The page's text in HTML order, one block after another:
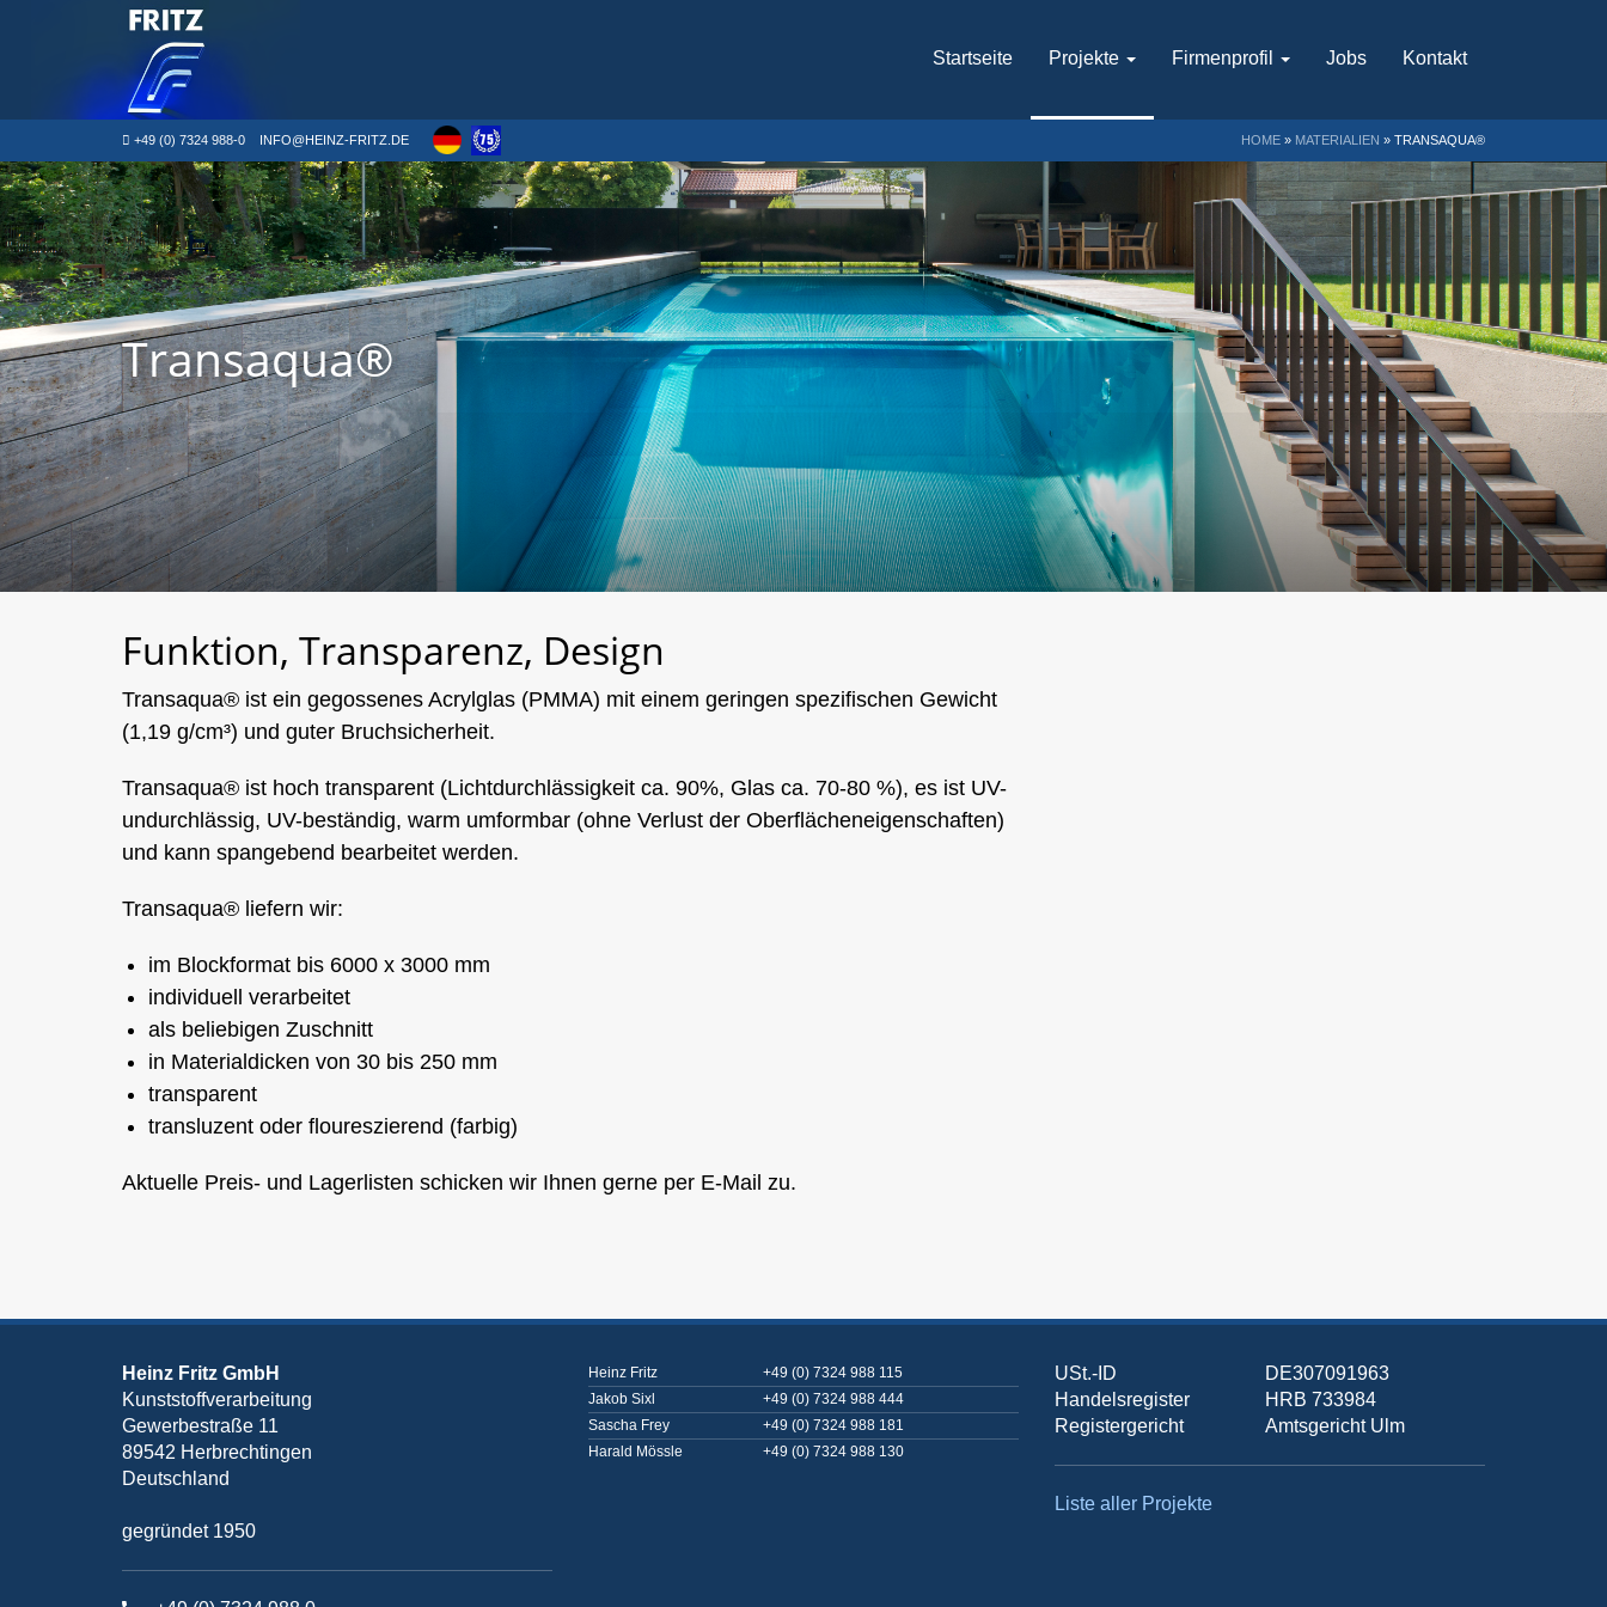
Startseite Projekte Firmenprofil Jobs Kontakt
+49 (0) 7324 988-0 INFO@HEINZ-FRITZ.DE HOME » MATERIALIEN » TRANSAQUA®
Transaqua®
Funktion, Transparenz, Design
Transaqua® ist ein gegossenes Acrylglas (PMMA) mit einem geringen spezifischen Gewicht
(1,19 g/cm³) und guter Bruchsicherheit.
Transaqua® ist hoch transparent (Lichtdurchlässigkeit ca. 90%, Glas ca. 70-80 %), es ist UV-
undurchlässig, UV-beständig, warm umformbar (ohne Verlust der Oberflächeneigenschaften)
und kann spangebend bearbeitet werden.
Transaqua® liefern wir:
im Blockformat bis 6000 x 3000 mm
individuell verarbeitet
als beliebigen Zuschnitt
in Materialdicken von 30 bis 250 mm
transparent
transluzent oder floureszierend (farbig)
Aktuelle Preis- und Lagerlisten schicken wir Ihnen gerne per E-Mail zu.
Heinz Fritz GmbH
Kunststoffverarbeitung
Gewerbestraße 11
89542 Herbrechtingen
Deutschland
gegründet 1950
Heinz Fritz
+49 (0) 7324 988 115
Jakob Sixl
+49 (0) 7324 988 444
Sascha Frey
+49 (0) 7324 988 181
Harald Mössle
+49 (0) 7324 988 130
USt.-ID
DE307091963
Handelsregister
HRB 733984
Registergericht
Amtsgericht Ulm
Liste aller Projekte